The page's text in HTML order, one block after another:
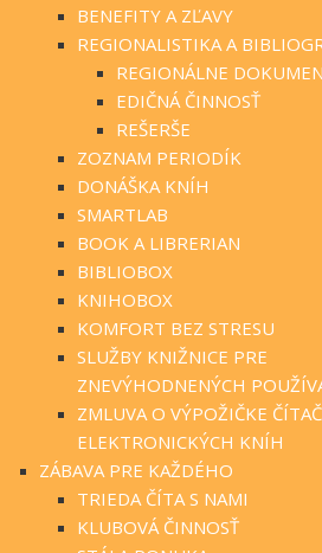
BENEFITY A ZĽAVY
REGIONALISTIKA A
REGIONÁLNE
EDIČNÁ ČINNOSŤ
REŠERŠE
ZOZNAM PERIODÍK
DONÁŠKA KNÍH
SMARTLAB
BOOK A LIBRERIAN
BIBLIOBOX
KNIHOBOX
KOMFORT BEZ STRESU
SLUŽBY KNIŽNICE PRE
ZNEVÝHODNENÝCH
ZMLUVA O VÝPOŽIČKE
ELEKTRONICKÝCH KNÍH
ZÁBAVA PRE KAŽDÉHO
TRIEDA ČÍTA S NAMI
KLUBOVÁ ČINNOSŤ